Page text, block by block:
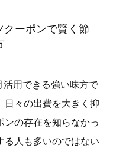
クーポンで賢く節
用できる強い味方で
日々の出費を大きく抑
ンの存在を知らなかっ
る人も多いのではない